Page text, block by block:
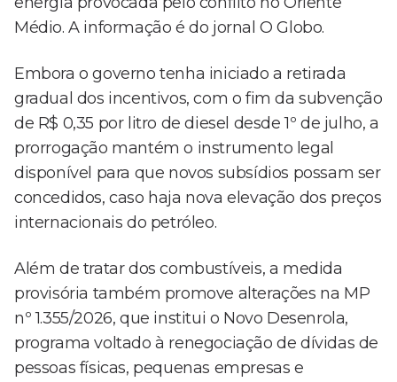
Médio. A informação é do jornal O Globo.
Embora o governo tenha iniciado a retirada
gradual dos incentivos, com o fim da subvenção
de R$ 0,35 por litro de diesel desde 1º de julho, a
prorrogação mantém o instrumento legal
disponível para que novos subsídios possam ser
concedidos, caso haja nova elevação dos preços
internacionais do petróleo.
Além de tratar dos combustíveis, a medida
provisória também promove alterações na MP
nº 1.355/2026, que institui o Novo Desenrola,
programa voltado à renegociação de dívidas de
pessoas físicas, pequenas empresas e